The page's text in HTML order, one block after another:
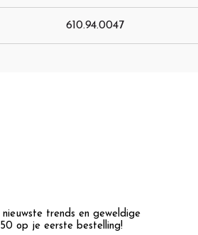
610.94.0047
trends en geweldige
op je eerste bestelling!